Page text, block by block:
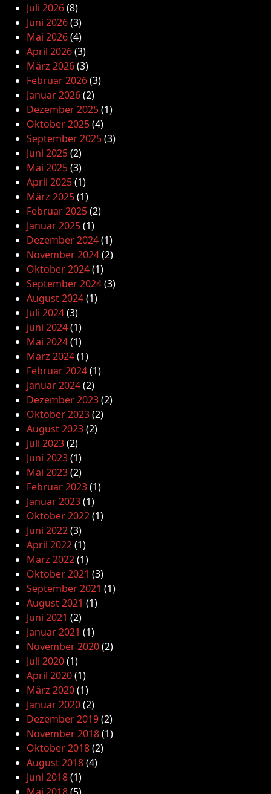
Juli 2026(8)
Juni 2026(3)
Mai 2026(4)
April 2026(3)
März 2026(3)
Februar 2026(3)
Januar 2026(2)
Dezember 2025(1)
Oktober 2025(4)
September 2025(3)
Juni 2025(2)
Mai 2025(3)
April 2025(1)
März 2025(1)
Februar 2025(2)
Januar 2025(1)
Dezember 2024(1)
November 2024(2)
Oktober 2024(1)
September 2024(3)
August 2024(1)
Juli 2024(3)
Juni 2024(1)
Mai 2024(1)
März 2024(1)
Februar 2024(1)
Januar 2024(2)
Dezember 2023(2)
Oktober 2023(2)
August 2023(2)
Juli 2023(2)
Juni 2023(1)
Mai 2023(2)
Februar 2023(1)
Januar 2023(1)
Oktober 2022(1)
Juni 2022(3)
April 2022(1)
März 2022(1)
Oktober 2021 (3)
September 2021 (1)
August 2021 (1)
Juni 2021 (2)
Januar 2021 (1)
November 2020(2)
Juli 2020(1)
April 2020(1)
März 2020(1)
Januar 2020(2)
Dezember 2019(2)
November 2018(1)
Oktober 2018(2)
August 2018(4)
Juni 2018(1)